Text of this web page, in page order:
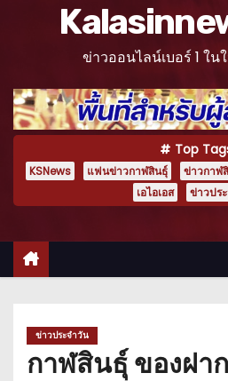
ข่าวออนไลน์เบอร์ 1 ใ
Top
KSNews แฟนข่าวกาฬสินธุ์ ข่าวกาฬ
เอไอเอส
ข่าวปร
ข่าวประจำวัน
กาฬสินธุ์ ของฝา